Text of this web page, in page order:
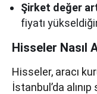
Şirket değer
fiyatı
Hisseler Nasıl
Hisseler, aracı
İstanbul’da alınıp